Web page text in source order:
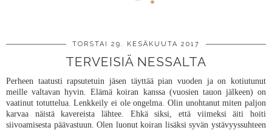
TORSTAI 29. KESÄKUUTA 2017
TERVEISIÄ NESSALTA
Perheen taatusti rapsutetuin jäsen täyttää pian vuoden ja on kotiutunut
meille valtavan hyvin. Elämä koiran kanssa (vuosien tauon jälkeen) on
vaatinut totuttelua. Lenkkeily ei ole ongelma. Olin unohtanut miten paljon
karvaa näistä kavereista lähtee. Ehkä siksi, että viimeksi äiti hoiti
siivoamisesta päävastuun. Olen luonut koiran lisäksi syvän ystävyyssuhteen